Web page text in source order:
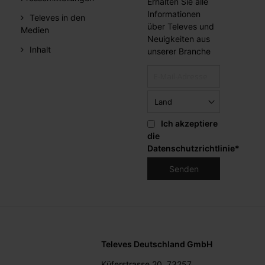
Televes in den
Medien
Inhalt
Informationen
über Televes und
Neuigkeiten aus
unserer Branche
Ich akzeptiere
die
Datenschutzrichtlinie*
Televes Deutschland GmbH